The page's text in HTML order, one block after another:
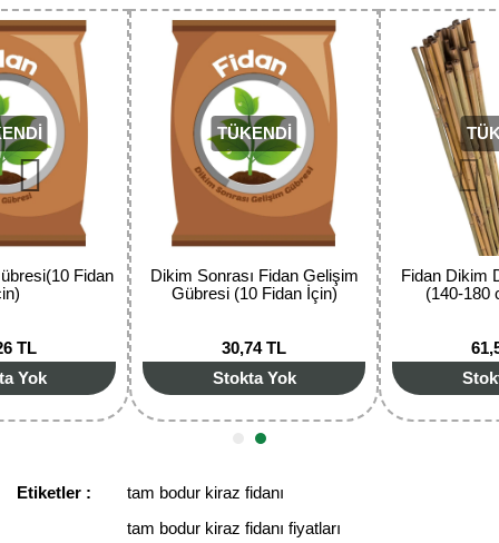
faaliyet göstermektedir.
Yorum Yaz
Görüş ve önerileriniz için teşekkür ederiz.
Ürün resmi kalitesiz, bozuk veya görüntülenemiyor.
Ürün açıklamasında eksik bilgiler bulunuyor.
Ürün bilgilerinde hatalar bulunuyor.
Ürün fiyatı diğer sitelerden daha pahalı.
Bu ürüne benzer farklı alternatifler olmalı.
Gönder
TÜKENDİ
Dikim Sonrası Fidan Gelişim
Gübresi (10 Fidan İçin)
30,74 TL
Stokta Yok
TÜKENDİ
Fidan Dikim Destek Çubuğu
(140-180 cm) 10 Adet
61,55 TL
Stokta Yok
Etiketler :
tam bodur kiraz fidanı
tam bodur kiraz fidanı fiyatları